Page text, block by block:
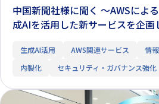
中国新聞社様に聞く ～AWSによ
成AIを活用した新サービスを企画
生成AI活用 AWS関連サービス 情
内製化
セキュリティ・ガバナンス強化